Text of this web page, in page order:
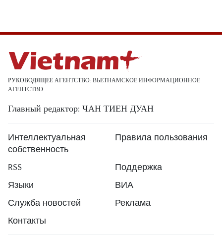
РУКОВОДЯЩЕЕ АГЕНТСТВО: ВЬЕТНАМСКОЕ ИНФОРМАЦИОННОЕ
АГЕНТСТВО
Главный редактор: ЧАН ТИЕН ДУАН
Интеллектуальная
собственность
Правила пользования
RSS
Поддержка
Языки
ВИА
Служба новостей
Реклама
Контакты